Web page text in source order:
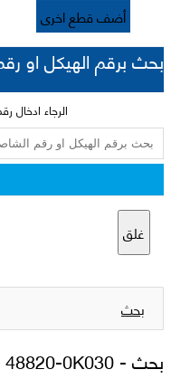
أضف قطع اخرى
بحث برقم الهيكل او
الرجاء ادخال
غلق
بحث
بحث -48820-0K030